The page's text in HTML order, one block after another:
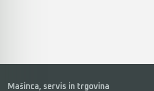
Mašinca, servis in trgovina
Akumulatorske lepilne in tesnilne pištole
Krtačni brusilniki
Multifunkcijsko orodje